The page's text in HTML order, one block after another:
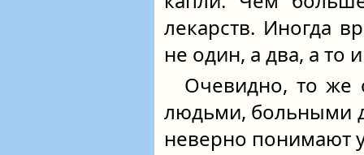
лекарств. Иногда
не один, а два, а то
Очевидно, то же
людьми, больными
неверно понимают